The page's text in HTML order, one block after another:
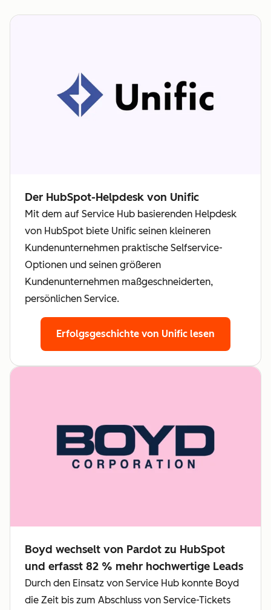
Der HubSpot-Helpdesk von Unific
Mit dem auf Service Hub basierenden Helpdesk
von HubSpot biete Unific seinen kleineren
Kundenunternehmen praktische Selfservice-
Optionen und seinen größeren
Kundenunternehmen maßgeschneiderten,
persönlichen Service.
Erfolgsgeschichte von Unific lesen
Boyd wechselt von Pardot zu HubSpot
und erfasst 82 % mehr hochwertige Leads
Durch den Einsatz von Service Hub konnte Boyd
die Zeit bis zum Abschluss von Service-Tickets